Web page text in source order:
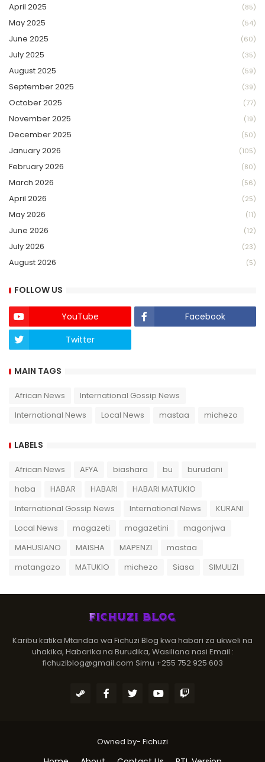
April 2025 (85)
May 2025 (54)
June 2025 (60)
July 2025 (35)
August 2025 (59)
September 2025 (39)
October 2025 (77)
November 2025 (19)
December 2025 (50)
January 2026 (105)
February 2026 (80)
March 2026 (56)
April 2026 (25)
May 2026 (11)
June 2026 (12)
July 2026 (23)
August 2026 (5)
FOLLOW US
YouTube
Facebook
Twitter
MAIN TAGS
African News
International Gossip News
International News
Local News mastaa michezo
LABELS
African News AFYA biashara bu
burudani
haba
HABAR HABARI
HABARI MATUKIO
International Gossip News
International News
KURANI
Local News
magazeti magazetini
magonjwa
MAHUSIANO
MAISHA MAPENZI
mastaa
matangazo
MATUKIO michezo Siasa SIMULIZI
Karibu katika Mtandao wa Fichuzi Blog kwa habari za ukweli na
uhakika, Habarika na Burudika, Wasiliana nasi Email :
fichuziblog@gmail.com Simu +255 752 925 603
Owned by- Fichuzi